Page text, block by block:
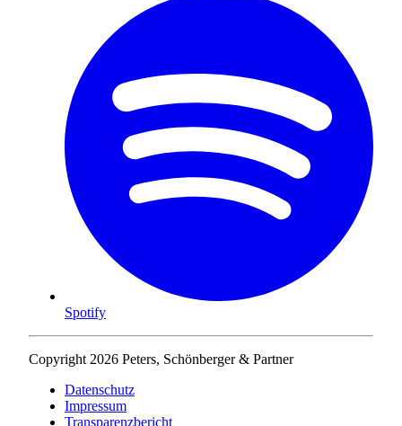
Spotify
Copyright 2026 Peters, Schönberger & Partner
Datenschutz
Impressum
Transparenzbericht